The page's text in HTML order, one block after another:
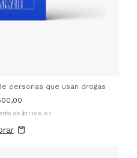
personas que usan drogas
de $11.166,67